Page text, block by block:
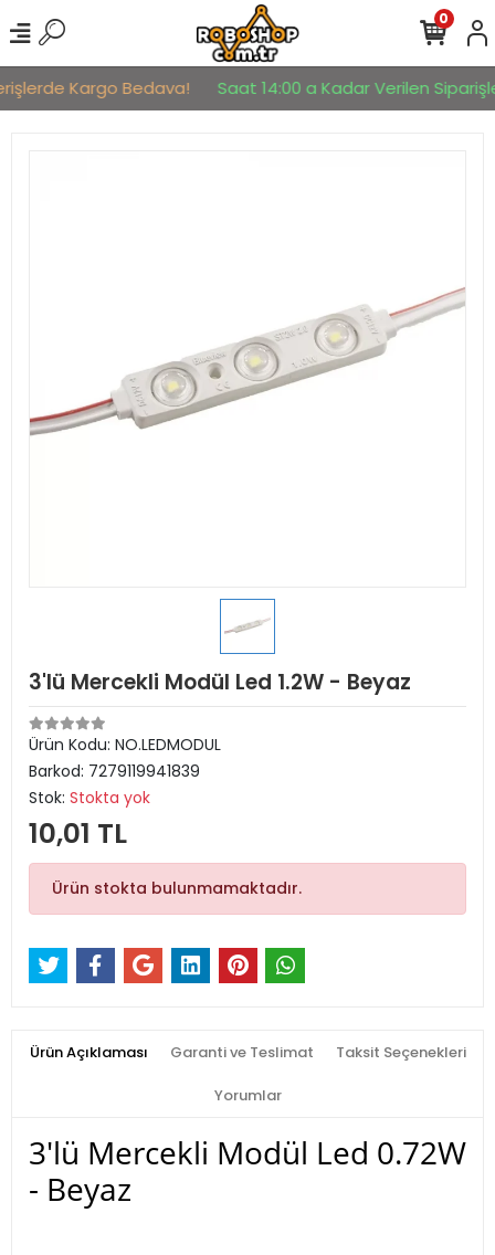
Kargo Bedava! Saat 14:00 a Kadar Verilen
0
3'lü Mercekli Modül Led 1.2W - Beyaz
Ürün Kodu: NO.LEDMODUL
Barkod: 7279119941839
Stok: Stokta yok
10,01 TL
Ürün stokta bulunmamaktadır.
Ürün Açıklaması Garanti ve Teslimat Taksit Seçenekleri
Yorumlar
3'lü Mercekli Modül Led 0.72W
- Beyaz